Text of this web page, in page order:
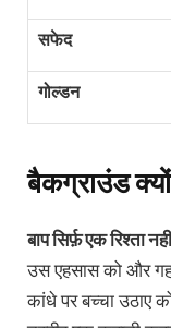
सफेद
गोल्डन
बैकग्राउंड
बाप सिर्फ़ एक रिश्ता
उस एहसास को और
कांधे पर बच्चा उठाए